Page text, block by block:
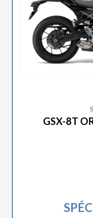
GSX-8T